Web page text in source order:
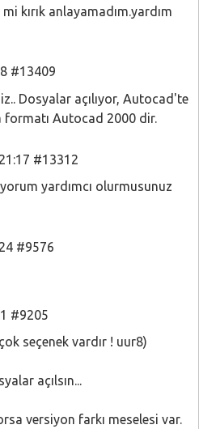
kırık anlayamadım.yardım
#13409
Dosyalar açılıyor, Autocad'te
Autocad 2000 dir.
#13312
yardımcı olurmusunuz
#9576
#9205
seçenek vardır ! uur8)
açılsın...
versiyon farkı meselesi var.